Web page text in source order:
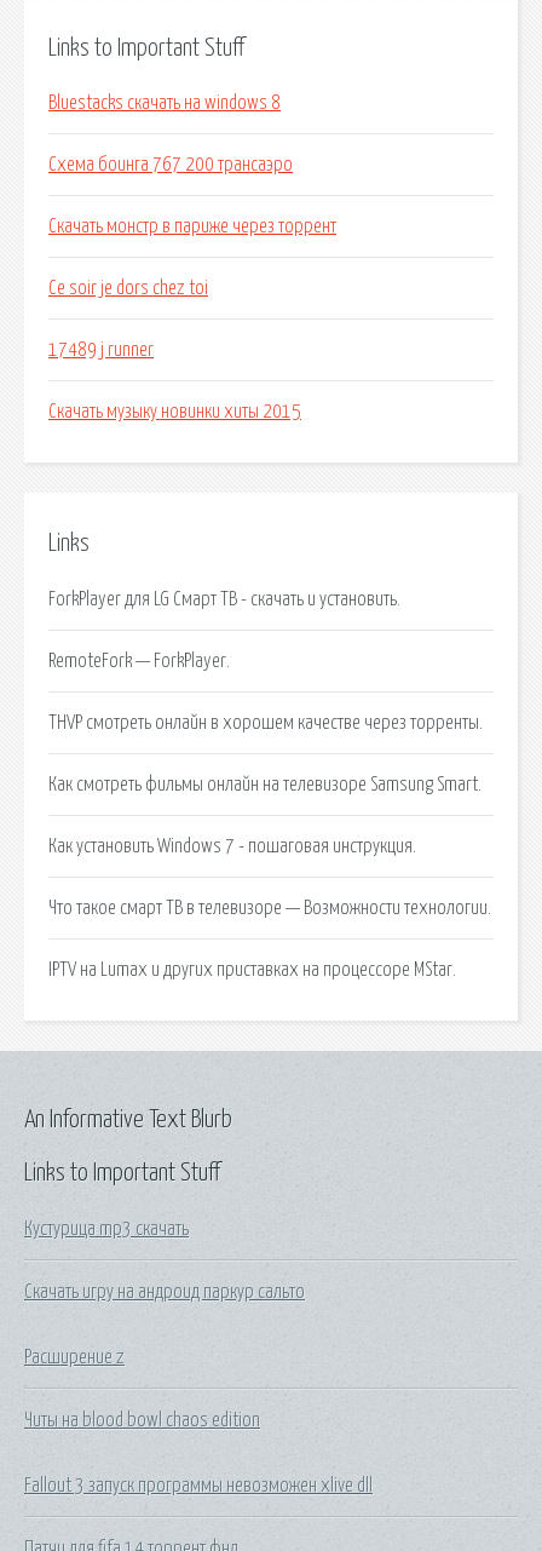
Links to Important Stuff
Bluestacks скачать на windows 8
Схема боинга 767 200 трансаэро
Скачать монстр в париже через торрент
Ce soir je dors chez toi
17489 j runner
Скачать музыку новинки хиты 2015
Links
ForkPlayer для LG Смарт ТВ - скачать и установить.
RemoteFork — ForkPlayer.
THVP смотреть онлайн в хорошем качестве через торренты.
Как смотреть фильмы онлайн на телевизоре Samsung Smart.
Как установить Windows 7 - пошаговая инструкция.
Что такое смарт ТВ в телевизоре — Возможности технологии.
IPTV на Lumax и других приставках на процессоре MStar.
Links to Important Stuff
Кустурица mp3 скачать
Скачать игру на андроид паркур сальто
Расширение z
Читы на blood bowl chaos edition
Fallout 3 запуск программы невозможен xlive dll
An Informative Text Blurb